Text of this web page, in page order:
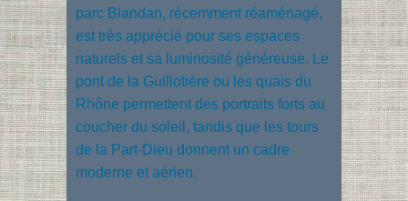
parc Blandan, récemment réaménagé,
est très apprécié pour ses espaces
naturels et sa luminosité généreuse. Le
pont de la Guillotière ou les quais du
Rhône permettent des portraits forts au
coucher du soleil, tandis que les tours
de la Part-Dieu donnent un cadre
moderne et aérien.